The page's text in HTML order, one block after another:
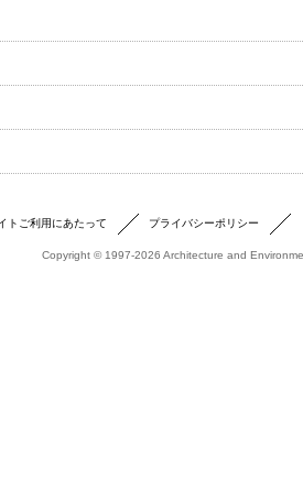
トご利用にあたって プライバシーポリシー
Copyright © 1997-2026 Architecture and